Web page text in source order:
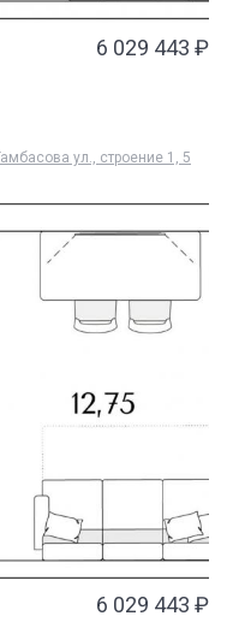
6 029 443 ₽
ул., строение 1, 5
6 029 443 ₽